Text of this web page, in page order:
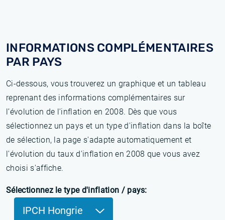
INFORMATIONS COMPLÉMENTAIRES
PAR PAYS
Ci-dessous, vous trouverez un graphique et un tableau
reprenant des informations complémentaires sur
l’évolution de l'inflation en 2008. Dès que vous
sélectionnez un pays et un type d'inflation dans la boîte
de sélection, la page s'adapte automatiquement et
l'évolution du taux d'inflation en 2008 que vous avez
choisi s'affiche.
Sélectionnez le type d'inflation / pays:
IPCH Hongrie